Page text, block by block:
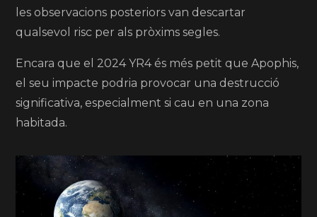
les observacions posteriors van descartar
qualsevol risc per als pròxims segles.
Encara que el 2024 YR4 és més petit que Apophis,
el seu impacte podria provocar una destrucció
significativa, especialment si cau en una zona
habitada.